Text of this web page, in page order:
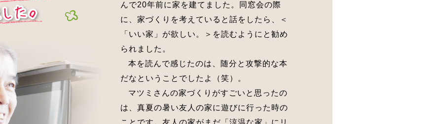
んで20年前に家を建てました。同窓会の際
に、家づくりを考えていると話をしたら、＜
「いい家」が欲しい。＞を読むようにと勧め
られました。
本を読んで感じたのは、随分と攻撃的な本
だなということでしたよ（笑）。
マツミさんの家づくりがすごいと思ったの
は、真夏の暑い友人の家に遊びに行った時の
ことです。友人の家がまだ「涼温な家」にリ